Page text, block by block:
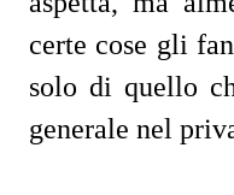
certe cose gli
solo di quello
generale nel